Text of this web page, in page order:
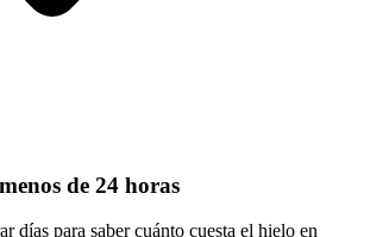
de 24 horas
días para saber cuánto cuesta el hielo en